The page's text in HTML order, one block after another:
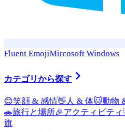
Fluent EmojiMircosoft Windows
カテゴリから探す
😊笑顔 & 感情👋 人 & 体🐱動物
🚗旅行と場所🎉アクティビティ
旗